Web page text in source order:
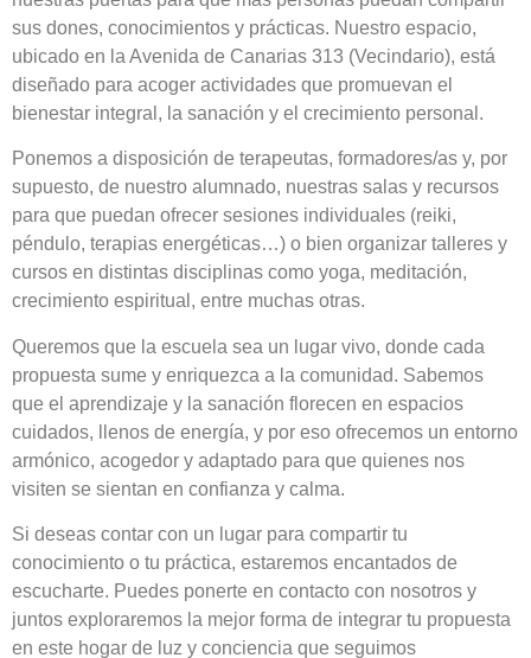
sus dones, conocimientos y prácticas. Nuestro espacio,
ubicado en la Avenida de Canarias 313 (Vecindario), está
diseñado para acoger actividades que promuevan el
bienestar integral, la sanación y el crecimiento personal.
Ponemos a disposición de terapeutas, formadores/as y, por
supuesto, de nuestro alumnado, nuestras salas y recursos
para que puedan ofrecer sesiones individuales (reiki,
péndulo, terapias energéticas…) o bien organizar talleres y
cursos en distintas disciplinas como yoga, meditación,
crecimiento espiritual, entre muchas otras.
Queremos que la escuela sea un lugar vivo, donde cada
propuesta sume y enriquezca a la comunidad. Sabemos
que el aprendizaje y la sanación florecen en espacios
cuidados, llenos de energía, y por eso ofrecemos un entorno
armónico, acogedor y adaptado para que quienes nos
visiten se sientan en confianza y calma.
Si deseas contar con un lugar para compartir tu
conocimiento o tu práctica, estaremos encantados de
escucharte. Puedes ponerte en contacto con nosotros y
juntos exploraremos la mejor forma de integrar tu propuesta
en este hogar de luz y conciencia que seguimos